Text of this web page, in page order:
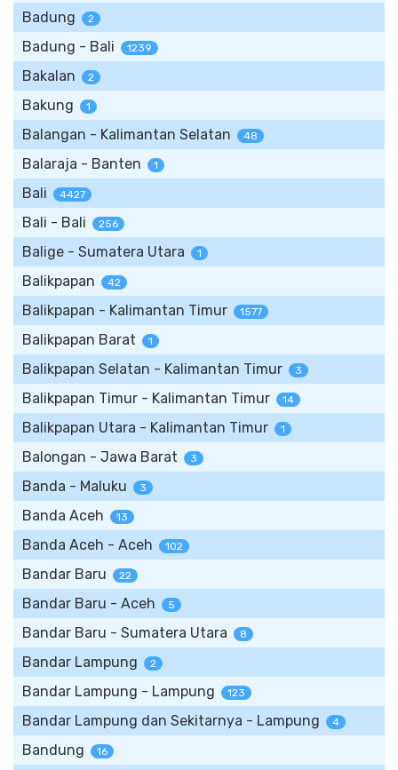
Badung 2
Badung - Bali 1239
Bakalan 2
Bakung 1
Balangan - Kalimantan Selatan 48
Balaraja - Banten 1
Bali 4427
Bali - Bali 256
Balige - Sumatera Utara 1
Balikpapan 42
Balikpapan - Kalimantan Timur 1577
Balikpapan Barat 1
Balikpapan Selatan - Kalimantan Timur 3
Balikpapan Timur - Kalimantan Timur 14
Balikpapan Utara - Kalimantan Timur 1
Balongan - Jawa Barat 3
Banda - Maluku 3
Banda Aceh 13
Banda Aceh - Aceh 102
Bandar Baru 22
Bandar Baru - Aceh 5
Bandar Baru - Sumatera Utara 8
Bandar Lampung 2
Bandar Lampung - Lampung 123
Bandar Lampung dan Sekitarnya - Lampung 4
Bandung 16